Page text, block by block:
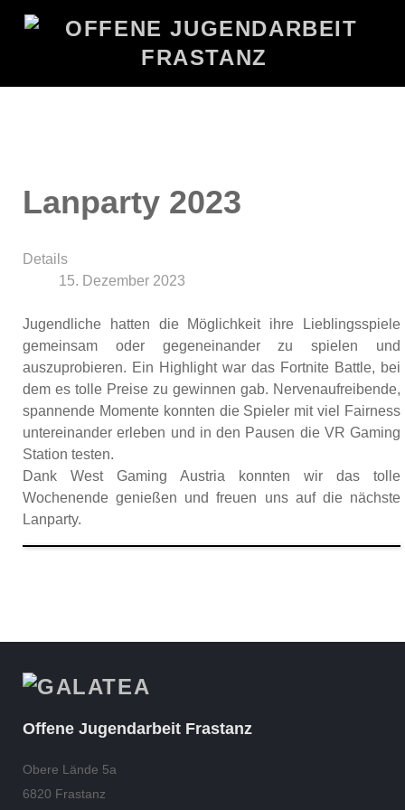
Lanparty 2023
Details
15. Dezember 2023
Jugendliche hatten die Möglichkeit ihre Lieblingsspiele
gemeinsam oder gegeneinander zu spielen und
auszuprobieren. Ein Highlight war das Fortnite Battle, bei
dem es tolle Preise zu gewinnen gab. Nervenaufreibende,
spannende Momente konnten die Spieler mit viel Fairness
untereinander erleben und in den Pausen die VR Gaming
Station testen.
Dank West Gaming Austria konnten wir das tolle
Wochenende genießen und freuen uns auf die nächste
Lanparty.
Offene Jugendarbeit Frastanz
Obere Lände 5a
6820 Frastanz